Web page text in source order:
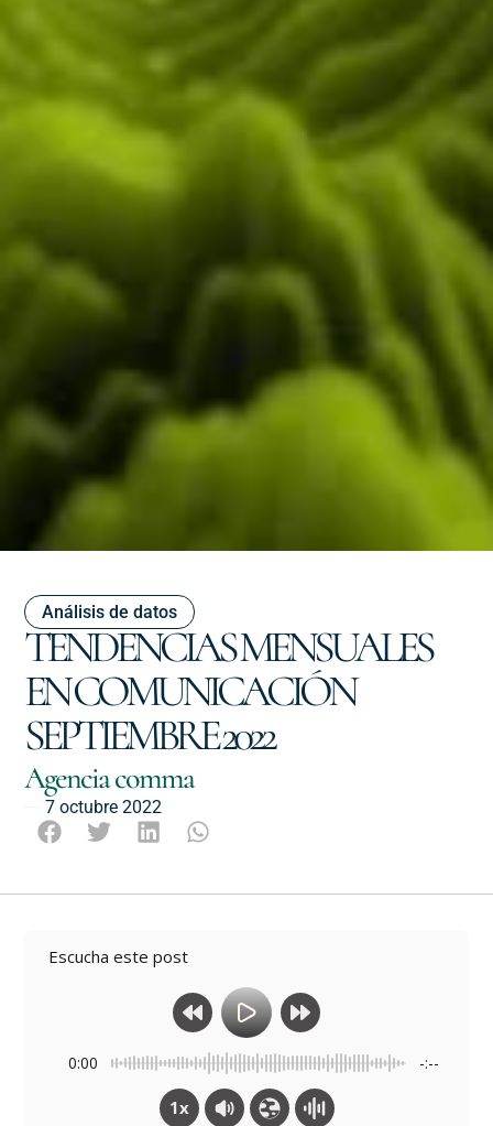
TENDENCIAS MENSUALES
EN COMUNICACIÓN
SEPTIEMBRE 2022
Análisis de datos
Agencia comma
7 octubre 2022
Escucha este post
0:00 -:--
1x